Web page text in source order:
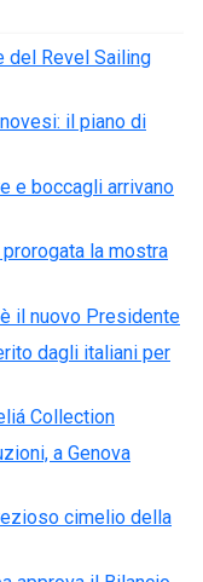
del Revel Sailing
il piano di
e boccagli arrivano
la mostra
il nuovo Presidente
dagli italiani per
Collection
a Genova
cimelio della